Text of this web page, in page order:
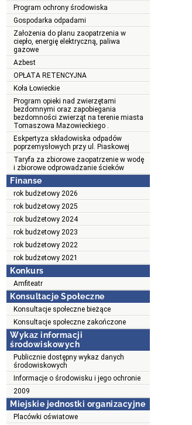
Program ochrony środowiska
Gospodarka odpadami
Założenia do planu zaopatrzenia w
ciepło, energię elektryczną, paliwa
gazowe
Azbest
OPŁATA RETENCYJNA
Koła Łowieckie
Program opieki nad zwierzętami
bezdomnymi oraz zapobiegania
bezdomności zwierząt na terenie miasta
Tomaszowa Mazowieckiego .
Eskpertyza składowiska odpadów
poprzemysłowych przy ul. Piaskowej
Taryfa za zbiorowe zaopatrzenie w wodę
i zbiorowe odprowadzanie ścieków
Finanse
rok budżetowy 2026
rok budżetowy 2025
rok budżetowy 2024
rok budżetowy 2023
rok budżetowy 2022
rok budżetowy 2021
Konkurs
Amfiteatr
Konsultacje Społeczne
Konsultacje społeczne bieżące
Konsultacje społeczne zakończone
Wykaz informacji
środowiskowych
Publicznie dostępny wykaz danych
środowiskowych
Informacje o środowisku i jego ochronie
2009
Miejskie jednostki organizacyjne
Placówki oświatowe